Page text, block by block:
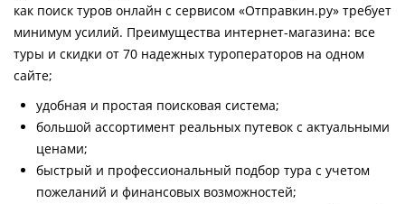
как поиск туров онлайн с сервисом «Отправкин.ру» требует
минимум усилий. Преимущества интернет-магазина: все
туры и скидки от 70 надежных туроператоров на одном
сайте;
удобная и простая поисковая система;
большой ассортимент реальных путевок с актуальными
ценами;
быстрый и профессиональный подбор тура с учетом
пожеланий и финансовых возможностей;